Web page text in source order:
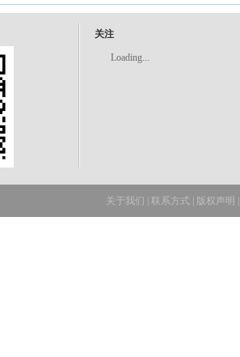
关注
Loading...
关于我们 联系方式 版权声明